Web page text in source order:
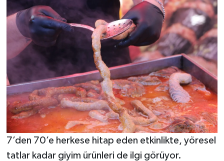
7’den 70’e herkese hitap eden etkinlikte, yöresel
tatlar kadar giyim ürünleri de ilgi görüyor.